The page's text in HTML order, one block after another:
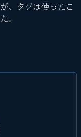
、タグは使ったこ
。